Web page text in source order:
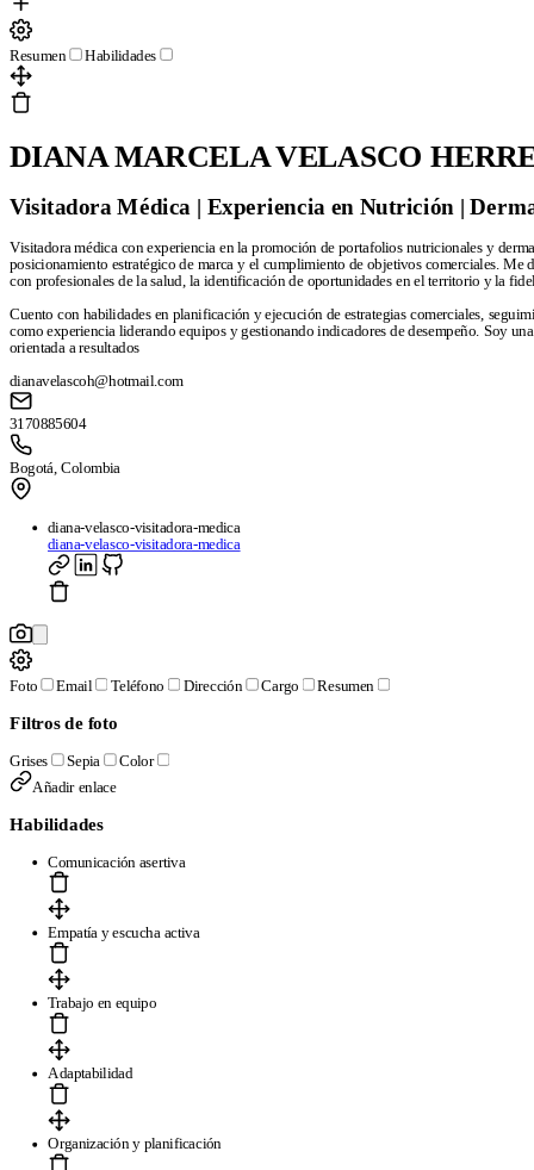
Resumen Habilidades
DIANA MARCELA VELASCO
Visitadora Médica | Experiencia en Nutrición |
Visitadora médica con experiencia en la promoción de portafolios nutricionales y
posicionamiento estratégico de marca y el cumplimiento de objetivos comerciales. Me
con profesionales de la salud, la identificación de oportunidades en el territorio y la
Cuento con habilidades en planificación y ejecución de estrategias comerciales,
como experiencia liderando equipos y gestionando indicadores de desempeño. Soy
orientada a resultados
dianavelascoh@hotmail.com
3170885604
Bogotá, Colombia
diana-velasco-visitadora-medica
diana-velasco-visitadora-medica
Foto Email Teléfono Dirección Cargo Resumen
Filtros de foto
Grises Sepia Color
Añadir enlace
Habilidades
Comunicación asertiva
Empatía y escucha activa
Trabajo en equipo
Adaptabilidad
Organización y planificación
Copyright © 2026